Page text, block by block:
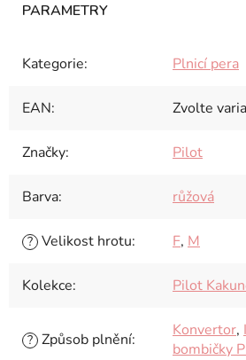
Kategorie: Plnicí pera
EAN: Zvolte
Značky: Pilot
Barva: růžová
? Velikost hrotu: F, M
Kolekce: Pilot
? Způsob plnění: Konvertor,
bombičky